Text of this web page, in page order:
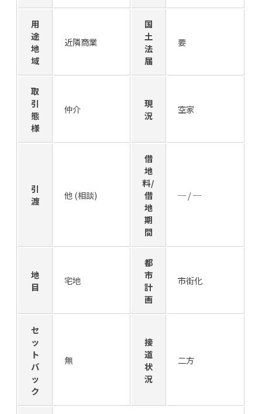
用
途
地
域
近隣商業
国
土
法
届
要
取
引
態
様
仲介
現
況
空家
引
渡
他 (相談)
借
地
料/
借
地
期
間
─ / ─
地
目
宅地
都
市
計
画
市街化
セ
ッ
ト
バ
ッ
ク
無
接
道
状
況
二方